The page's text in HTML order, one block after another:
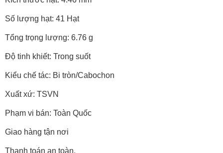
Số lượng hạt: 41 Hạt
Tổng trọng lượng: 6.76 g
Độ tinh khiết: Trong suốt
Kiểu chế tác: Bi tròn/Cabochon
Xuất xứ: TSVN
Phạm vi bán: Toàn Quốc
Giao hàng tận nơi
Thanh toán an toàn.